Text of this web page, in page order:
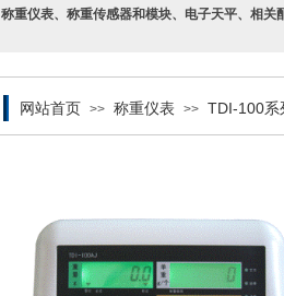
称重仪表、 称重传感器和模块、 电子天平、 相关
网站首页 >> 称重仪表 >> TDI-100系